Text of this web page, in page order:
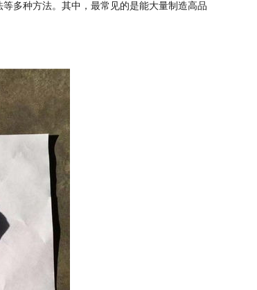
多种方法。其中，最常见的是能大量制造高品